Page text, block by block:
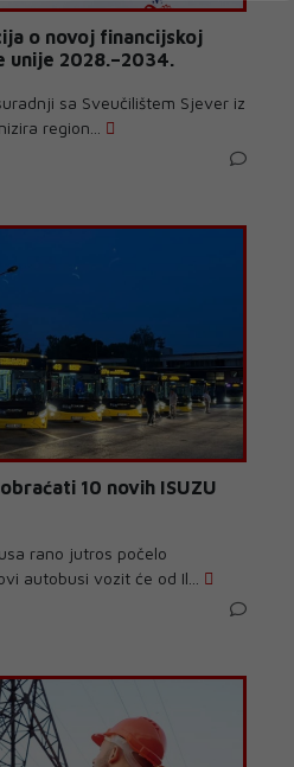
o novoj financijskoj
unije 2028.–2034.
sa Sveučilištem Sjever iz
region...
10 novih ISUZU
rano jutros počelo
autobusi vozit će od Il...